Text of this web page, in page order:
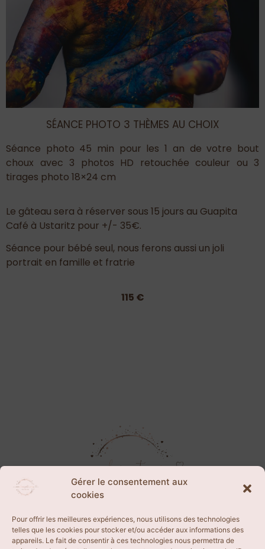
Gérer le consentement aux
cookies
Pour offrir les meilleures expériences, nous utilisons des technologies
telles que les cookies pour stocker et/ou accéder aux informations des
appareils. Le fait de consentir à ces technologies nous permettra de
SÉANCE PHOTO 3 THÈMES AU CHOIX
Séance photo 45 min pour les 1 an de votre bout
choux avec 3 photos HD retouchée couleur ou 3
tirages photo 18×24 cm
Le gâteau sera à réserver sous 15 jours au Guapita
Café à Ustaritz pour +/- 35€.
Séance pour bébé seul, nous ferons aussi un joli
portrait en famille et fratrie
115 €